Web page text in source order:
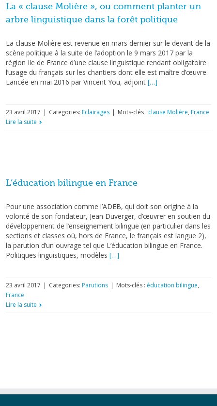
La « clause Molière », ou comment planter un
arbre linguistique dans la forêt politique
La clause Molière est revenue en mars dernier sur le devant de la
scène politique à la suite de l’adoption le 9 mars 2017 par la
région Ile de France d’une clause linguistique rendant obligatoire
l’usage du français sur les chantiers dont elle est maître d’œuvre.
Lancée en mai 2016 par Vincent You, adjoint […]
23 avril 2017 | Categories: Eclairages | Mots-clés : clause Molière, France
Lire la suite
L’éducation bilingue en France
Pour une association comme l’ADEB, qui doit son origine à la
volonté de son fondateur, Jean Duverger, d’œuvrer en soutien du
développement de l’enseignement bilingue (en particulier dans les
sections et classes où, hors de France, le français est langue 2),
la parution d’un ouvrage tel que L’éducation bilingue en France.
Politiques linguistiques, modèles […]
23 avril 2017 | Categories: Parutions | Mots-clés : éducation bilingue,
France
Lire la suite